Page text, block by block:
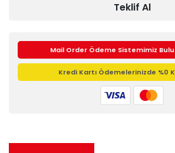
Teklif Al
Mail Order Ödeme Sistemimiz
Kredi Kartı Ödemelerinizde %0